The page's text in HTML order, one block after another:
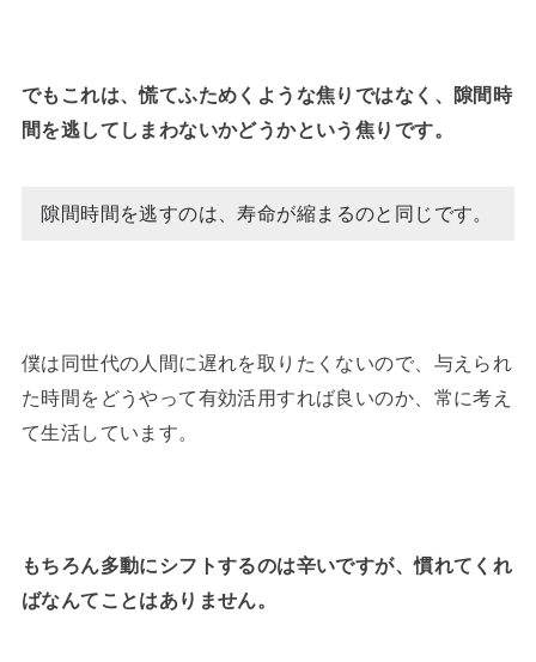
でもこれは、慌てふためくような焦りではなく、隙間時
間を逃してしまわないかどうかという焦りです。
隙間時間を逃すのは、寿命が縮まるのと同じです。
僕は同世代の人間に遅れを取りたくないので、与えられ
た時間をどうやって有効活用すれば良いのか、常に考え
て生活しています。
もちろん多動にシフトするのは辛いですが、慣れてくれ
ばなんてことはありません。